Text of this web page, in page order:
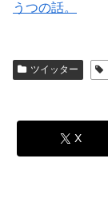
うつの話。
ツイッター
X